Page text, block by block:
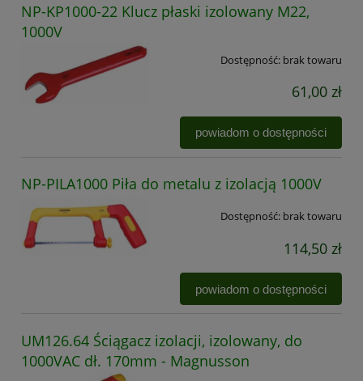
NP-KP1000-22 Klucz płaski izolowany M22,
1000V
Dostępność: brak towaru
61,00 zł
powiadom o dostępności
NP-PILA1000 Piła do metalu z izolacją 1000V
Dostępność: brak towaru
114,50 zł
powiadom o dostępności
UM126.64 Ściągacz izolacji, izolowany, do
1000VAC dł. 170mm - Magnusson